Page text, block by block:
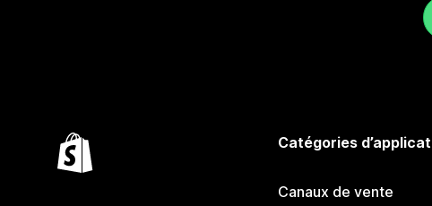
Catégories
Canaux de vente